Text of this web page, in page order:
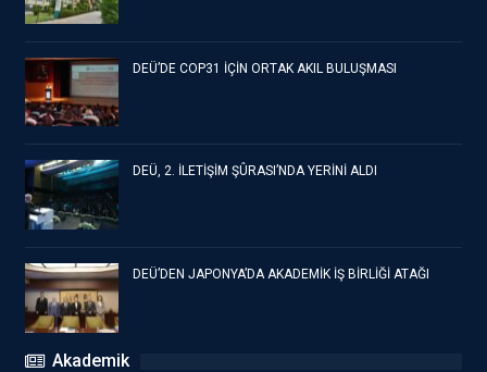
DEÜ’DE COP31 İÇİN ORTAK AKIL BULUŞMASI
DEÜ, 2. İLETİŞİM ŞÛRASI’NDA YERİNİ ALDI
DEÜ’DEN JAPONYA’DA AKADEMİK İŞ BİRLİĞİ ATAĞI
Akademik